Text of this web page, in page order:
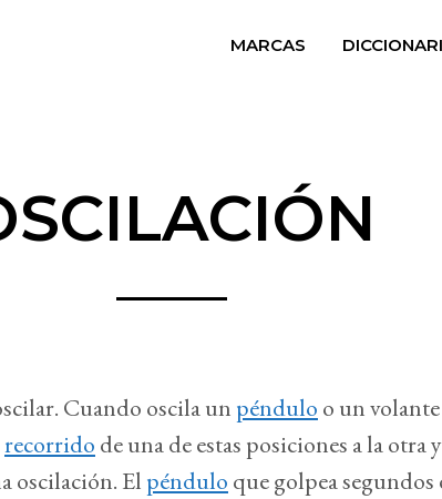
MARCAS
Cuando oscila un péndulo o un
recorrido de una de estas posiciones a la otra
oscilación. El péndulo que golpea segundos